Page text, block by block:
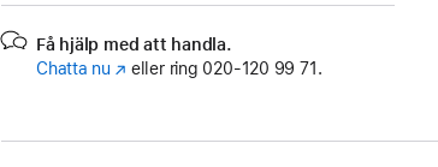
Få hjälp med att handla.
Chatta nu (Öppnas
nytt
eller ring 020‑120 99 71.